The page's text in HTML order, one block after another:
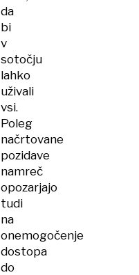
da
bi
v
sotočju
lahko
uživali
vsi.
Poleg
načrtovane
pozidave
namreč
opozarjajo
tudi
na
onemogočenje
dostopa
do